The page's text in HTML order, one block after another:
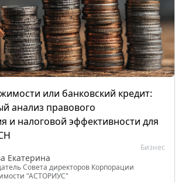
или банковский кредит:
анализ правового
и налоговой эффективности для
Бизнес
Екатерина
Совета директоров Корпорации
"АСТОРИУС"